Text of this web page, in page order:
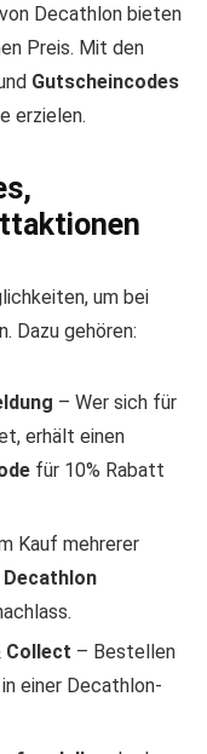
Decathlon bieten
Preis. Mit den
Gutscheincodes
erzielen.
um bei
Dazu gehören:
– Wer sich für
erhält einen
für 10% Rabatt
Kauf mehrerer
Decathlon
Collect – Bestellen
einer Decathlon-